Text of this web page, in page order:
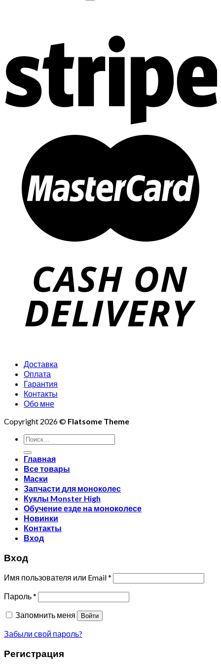
Доставка
Оплата
Гарантия
Контакты
Обо мне
Copyright 2026 © Flatsome Theme
Искать:
Главная
Все товары
Маски
Запчасти для моноколес
Куклы Monster High
Обучение езде на моноколесе
Новинки
Контакты
Вход
Вход
Имя пользователя или Email*
Пароль*
Запомнить меня
Войти
Забыли свой пароль?
Регистрация